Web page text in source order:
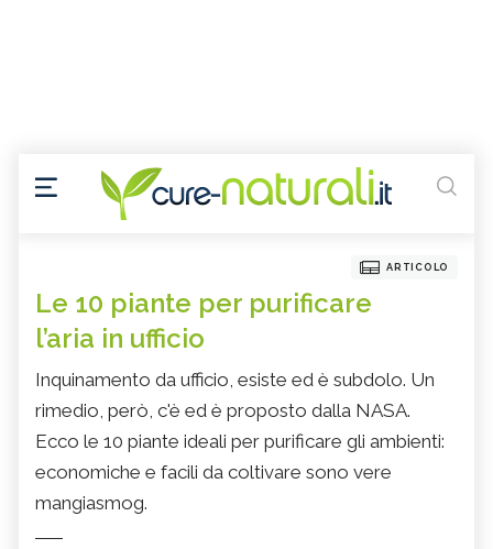
ARTICOLO
Le 10 piante per purificare
l’aria in ufficio
Inquinamento da ufficio, esiste ed è subdolo. Un
rimedio, però, c'è ed è proposto dalla NASA.
Ecco le 10 piante ideali per purificare gli ambienti:
economiche e facili da coltivare sono vere
mangiasmog.